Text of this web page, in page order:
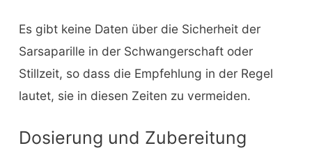
Es gibt keine Daten über die Sicherheit der
Sarsaparille in der Schwangerschaft oder
Stillzeit, so dass die Empfehlung in der Regel
lautet, sie in diesen Zeiten zu vermeiden.
Dosierung und Zubereitung